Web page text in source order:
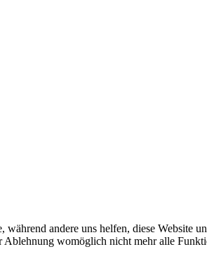
andere uns helfen, diese Website
womöglich nicht mehr alle